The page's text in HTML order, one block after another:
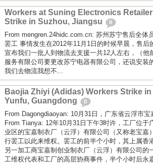
Workers at Suning Electronics Retailer
Strike in Suzhou, Jiangsu
0
From mengren.24hidc.com.cn: 苏州苏宁售后全体
罢工 事情发生在2012年11月1日的时候早晨，售后
宣布我们一批人到物流去支援一共12人左右，（他
服务有限公司要更改苏宁电器有限公司，还说安装
我们去物流我想不...
Baojia Zhiyi (Adidas) Workers Strike in
Yunfu, Guangdong
0
From Dagongdiaoyan: 10月31日，广东省云浮市
From Tianya: 12年10月31日下午3时许，工厂位于
业区的宝嘉制衣厂（云浮）有限公司（又称老宝嘉
行罢工以此来维权。罢工的前半个小时，其上属香
另一加工商宝嘉制创业制衣厂（云浮）有限公司的
工维权代表和工厂的高层协商事件，半个小时后永